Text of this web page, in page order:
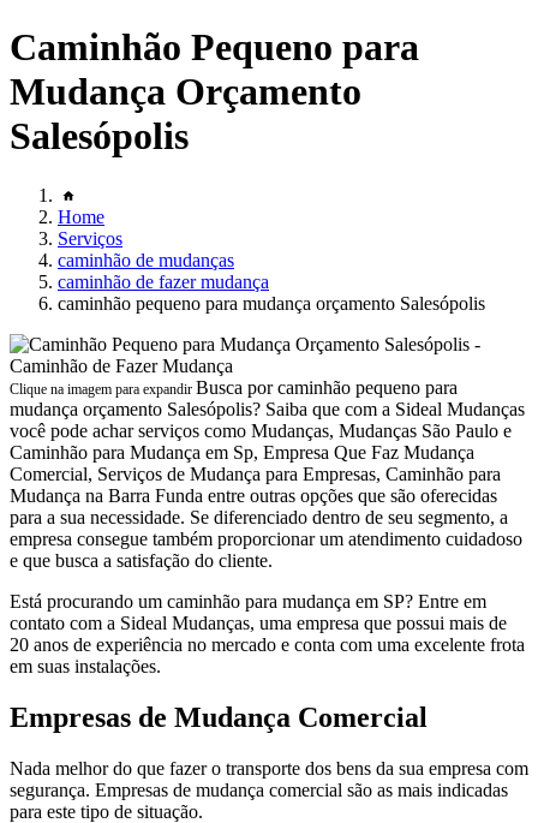
Caminhão Pequeno para
Mudança Orçamento
Salesópolis
Home
Serviços
caminhão de mudanças
caminhão de fazer mudança
caminhão pequeno para mudança orçamento Salesópolis
Clique na imagem para expandir Busca por caminhão pequeno para
mudança orçamento Salesópolis? Saiba que com a Sideal Mudanças
você pode achar serviços como Mudanças, Mudanças São Paulo e
Caminhão para Mudança em Sp, Empresa Que Faz Mudança
Comercial, Serviços de Mudança para Empresas, Caminhão para
Mudança na Barra Funda entre outras opções que são oferecidas
para a sua necessidade. Se diferenciado dentro de seu segmento, a
empresa consegue também proporcionar um atendimento cuidadoso
e que busca a satisfação do cliente.
Está procurando um caminhão para mudança em SP? Entre em
contato com a Sideal Mudanças, uma empresa que possui mais de
20 anos de experiência no mercado e conta com uma excelente frota
em suas instalações.
Empresas de Mudança Comercial
Nada melhor do que fazer o transporte dos bens da sua empresa com
segurança. Empresas de mudança comercial são as mais indicadas
para este tipo de situação.